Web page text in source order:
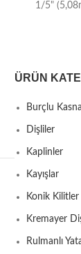
1/5"
ÜRÜN
Burçlu
Dişliler
Kaplinler
Kayışlar
Konik Kilitler
Kremayer
Rulmanlı